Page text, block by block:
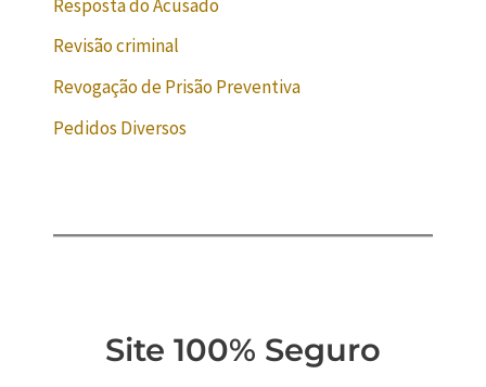
Resposta do Acusado
Revisão criminal
Revogação de Prisão Preventiva
Pedidos Diversos
Site 100% Seguro